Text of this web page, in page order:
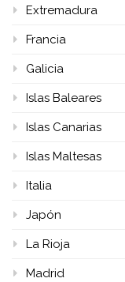
Extremadura
Francia
Galicia
Islas Baleares
Islas Canarias
Islas Maltesas
Italia
Japón
La Rioja
Madrid